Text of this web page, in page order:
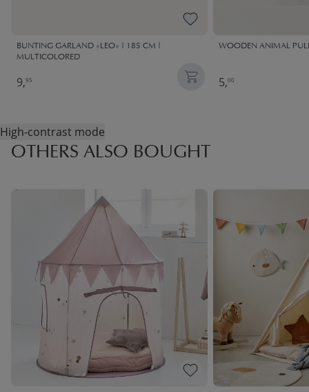
BUNTING GARLAND «LEO» | 185 CM |
MULTICOLORED
9,95
WOODEN ANIMAL
5,00
High-contrast mode
OTHERS ALSO BOUGHT